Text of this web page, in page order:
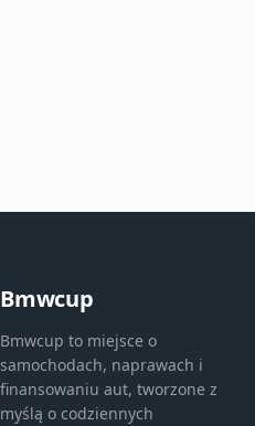
Bmwcup
Bmwcup to miejsce o
samochodach, naprawach i
finansowaniu aut, tworzone z
myślą o codziennych